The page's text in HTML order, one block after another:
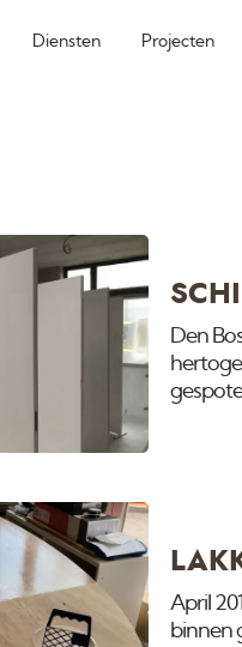
Diensten Projecten
Den
April
binnen